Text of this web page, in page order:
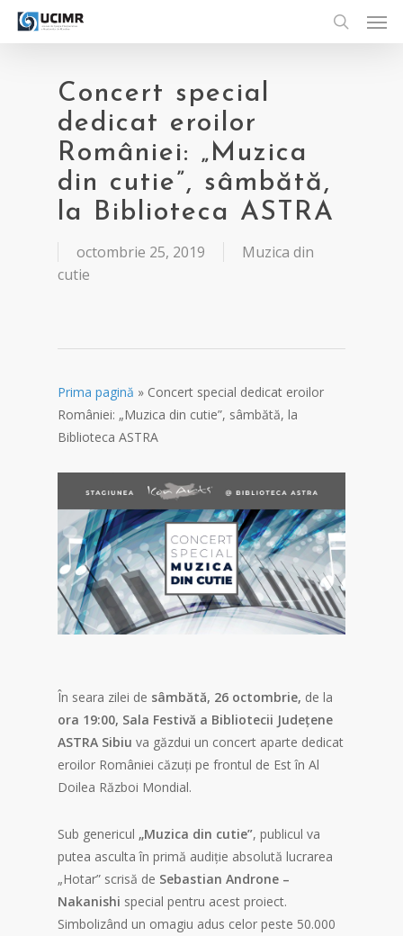
Skip
search
Concert special
dedicat eroilor
României: „Muzica
din cutie”, sâmbătă,
la Biblioteca ASTRA
octombrie 25, 2019
Muzica din
cutie
Prima pagină » Concert special dedicat eroilor
României: „Muzica din cutie”, sâmbătă, la
Biblioteca ASTRA
În seara zilei de sâmbătă, 26 octombrie, de la
ora 19:00, Sala Festivă a Bibliotecii Județene
ASTRA Sibiu va găzdui un concert aparte dedicat
eroilor României căzuți pe frontul de Est în Al
Doilea Război Mondial.
Sub genericul „Muzica din cutie”, publicul va
putea asculta în primă audiție absolută lucrarea
„Hotar” scrisă de Sebastian Androne –
Nakanishi special pentru acest proiect.
Simbolizând un omagiu adus celor peste 50.000